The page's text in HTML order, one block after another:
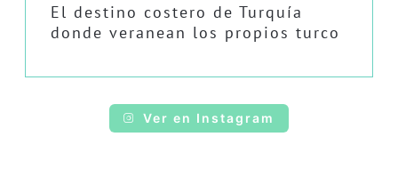
El destino costero de Turquía
donde veranean los propios turco
Ver en Instagram